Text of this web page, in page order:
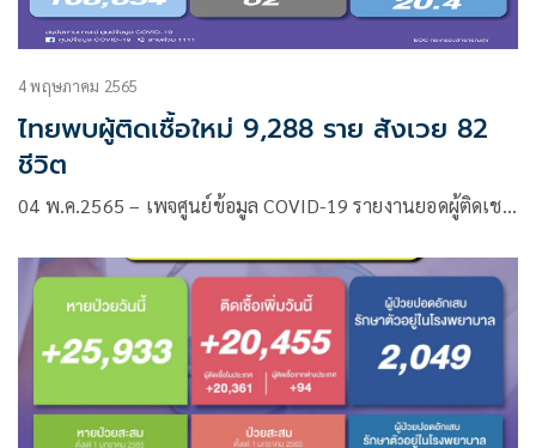
4 พฤษภาคม 2565
ไทยพบผู้ติดเชื้อใหม่ 9,288 ราย สังเวย 82
ชีวิต
04 พ.ค.2565 – เพจศูนย์ข้อมูล COVID-19 รายงานยอดผู้ติดเช…